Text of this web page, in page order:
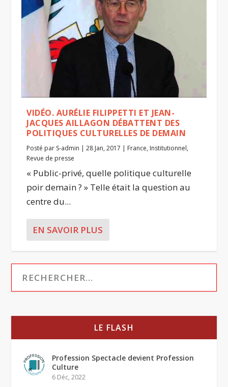
VIDÉO. AURÉLIE FILIPPETTI ET JEAN-
JACQUES AILLAGON DÉBATTENT DES
POLITIQUES CULTURELLES DE DEMAIN
Posté par S-admin |28 Jan, 2017 France, Institutionnel,
Revue de presse
« Public-privé, quelle politique culturelle
poir demain ? » Telle était la question au
centre du...
EN SAVOIR PLUS
LE FLASH
Profession Spectacle devient Profession
Culture
6 Déc, 2022